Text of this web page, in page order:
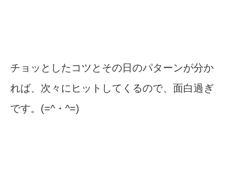
チョッとしたコツとその日のパターンが分か
れば、次々にヒットしてくるので、面白過ぎ
です。(=^・^=)